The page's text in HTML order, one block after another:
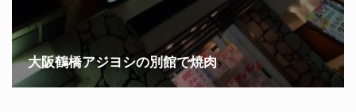
大阪鶴橋アジヨシの別館で焼肉